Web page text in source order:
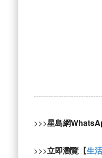
>>>星島網
>>>立即瀏覽【生